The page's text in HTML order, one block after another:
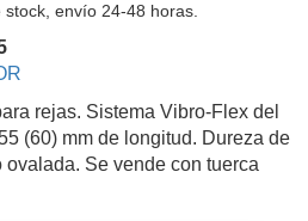
stock, envío 24-48 horas.
rejas. Sistema Vibro-Flex del
(60) mm de longitud. Dureza de
Se vende con tuerca